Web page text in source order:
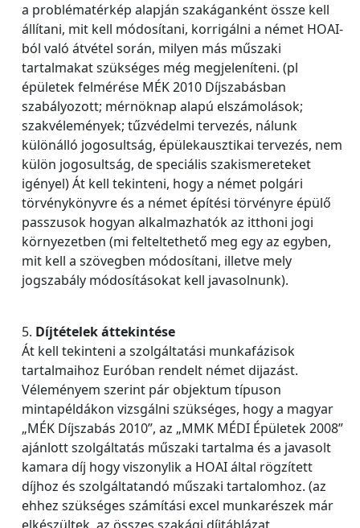
a problématérkép alapján szakáganként össze kell
állítani, mit kell módosítani, korrigálni a német HOAI-
ból való átvétel során, milyen más műszaki
tartalmakat szükséges még megjeleníteni. (pl
épületek felmérése MÉK 2010 Díjszabásban
szabályozott; mérnöknap alapú elszámolások;
szakvélemények; tűzvédelmi tervezés, nálunk
különálló jogosultság, épülekausztikai tervezés, nem
külön jogosultság, de speciális szakismereteket
igényel) Át kell tekinteni, hogy a német polgári
törvénykönyvre és a német építési törvényre épülő
passzusok hogyan alkalmazhatók az itthoni jogi
környezetben (mi felteltethető meg egy az egyben,
mit kell a szövegben módosítani, illetve mely
jogszabály módosításokat kell javasolnunk).
5. Díjtételek áttekintése
Át kell tekinteni a szolgáltatási munkafázisok
tartalmaihoz Euróban rendelt német dijazást.
Véleményem szerint pár objektum típuson
mintapéldákon vizsgálni szükséges, hogy a magyar
„MÉK Díjszabás 2010”, az „MMK MÉDI Épületek 2008”
ajánlott szolgáltatás műszaki tartalma és a javasolt
kamara díj hogy viszonylik a HOAI által rögzített
díjhoz és szolgáltatandó műszaki tartalomhoz. (az
ehhez szükséges számítási excel munkarészek már